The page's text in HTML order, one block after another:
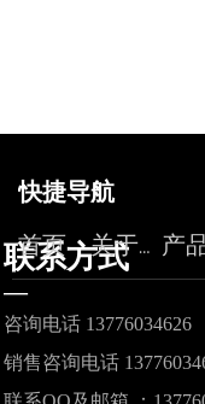
快捷导航
首页
关于力精
联系方式
—
咨询电话 13776034626
销售咨询电话